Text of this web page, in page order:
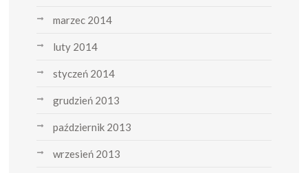
marzec 2014
luty 2014
styczeń 2014
grudzień 2013
październik 2013
wrzesień 2013